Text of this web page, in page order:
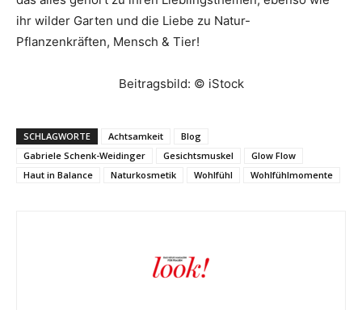
ihr wilder Garten und die Liebe zu Natur-
Pflanzenkräften, Mensch & Tier!
Beitragsbild: © iStock
SCHLAGWORTE Achtsamkeit
Blog
Gabriele Schenk-Weidinger
Gesichtsmuskel
Glow Flow
Haut in Balance
Naturkosmetik Wohlfühl Wohlfühlmomente